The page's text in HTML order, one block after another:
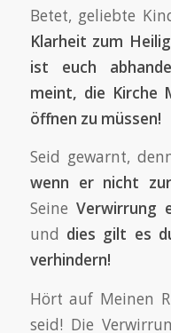
Betet, geliebte
Klarheit zum
ist euch
meint, die Kirche
öffnen zu müssen!
Seid gewarnt,
wenn er nicht
Seine Verwirrung
und dies gilt es
verhindern!
Hört auf Meinen
seid! Die